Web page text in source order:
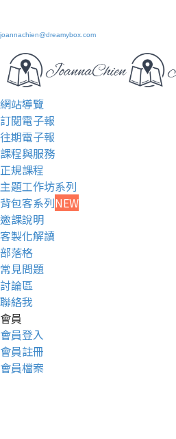
joannachien@dreamybox.com
網站導覽
訂閱電子報
往期電子報
課程與服務
正規課程
主題工作坊系列
背包客系列NEW
邀課說明
客製化解讀
部落格
常見問題
討論區
聯絡我
會員
會員登入
會員註冊
會員檔案